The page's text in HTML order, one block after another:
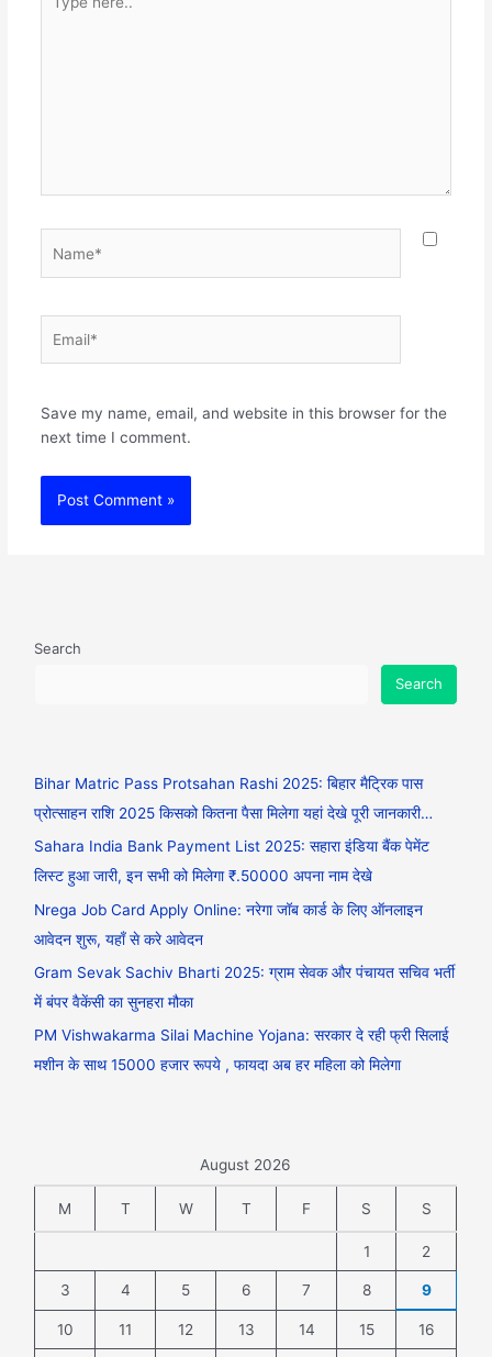
here..
Save my name, email, and website in this browser for the
next time I comment.
Search
Search
Bihar Matric Pass Protsahan Rashi 2025: बिहार मैट्रिक पास
प्रोत्साहन राशि 2025 किसको कितना पैसा मिलेगा यहां देखे पूरी जानकारी…
Sahara India Bank Payment List 2025: सहारा इंडिया बैंक पेमेंट
लिस्ट हुआ जारी, इन सभी को मिलेगा ₹.50000 अपना नाम देखे
Nrega Job Card Apply Online: नरेगा जॉब कार्ड के लिए ऑनलाइन
आवेदन शुरू, यहाँ से करे आवेदन
Gram Sevak Sachiv Bharti 2025: ग्राम सेवक और पंचायत सचिव भर्ती
में बंपर वैकेंसी का सुनहरा मौका
PM Vishwakarma Silai Machine Yojana: सरकार दे रही फ्री सिलाई
मशीन के साथ 15000 हजार रूपये , फायदा अब हर महिला को मिलेगा
August 2026
M T W T F S S
1 2
3 4 5 6 7 8 9
10 11 12 13 14 15 16